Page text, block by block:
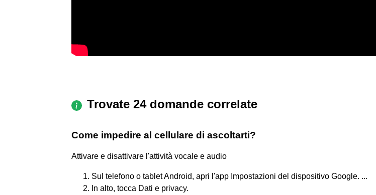
Trovate 24 domande correlate
Come impedire al cellulare di ascoltarti?
Attivare e disattivare l'attività vocale e audio
Sul telefono o tablet Android, apri l'app Impostazioni del dispositivo Google. ...
In alto, tocca Dati e privacy.